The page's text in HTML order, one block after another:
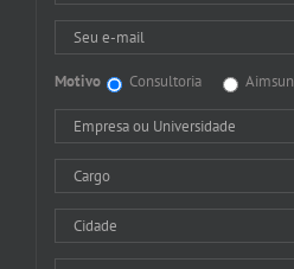
Motivo Consultoria Aimsun